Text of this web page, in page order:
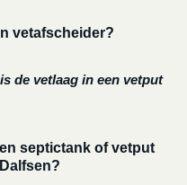
vetafscheider?
de vetlaag in een vetput
septictank of vetput